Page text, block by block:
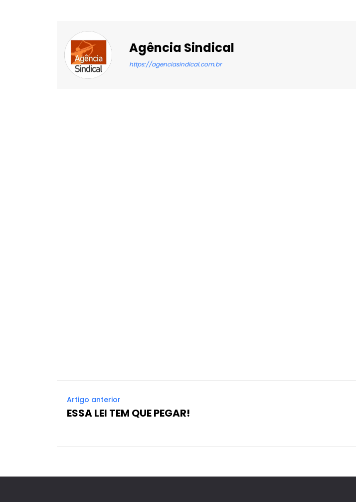
Agência Sindical
https://agenciasindical.com.br
Artigo anterior
ESSA LEI TEM QUE PEGAR!